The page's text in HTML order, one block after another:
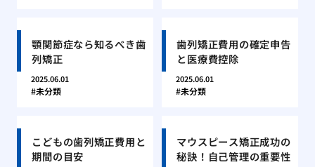
顎関節症なら知るべき歯
列矯正
2025.06.01
未分類
歯列矯正費用の確定申告
と医療費控除
2025.06.01
未分類
こどもの歯列矯正費用と
期間の目安
マウスピース矯正成功の
秘訣！自己管理の重要性